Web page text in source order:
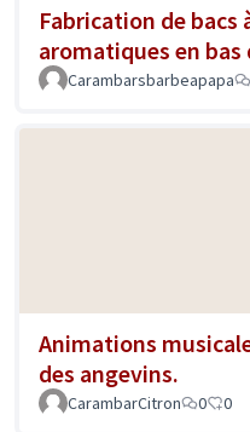
Fabrication de bacs
aromatiques en bas
Carambarsbarbeapapa
Animations
des angevins.
CarambarCitron 0 0